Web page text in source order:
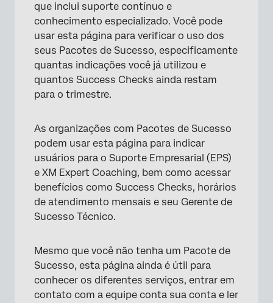
Horário de atendimento mensal
Suporte empresarial
Compare todos os pacotes de sucesso
Perguntas frequentes
Experiência para organizações que não
utilizam pacotes do Success
Perguntas frequentes
que inclui suporte contínuo e
conhecimento especializado. Você pode
usar esta página para verificar o uso dos
seus Pacotes de Sucesso, especificamente
quantas indicações você já utilizou e
quantos Success Checks ainda restam
para o trimestre.
As organizações com Pacotes de Sucesso
podem usar esta página para indicar
usuários para o Suporte Empresarial (EPS)
e XM Expert Coaching, bem como acessar
benefícios como Success Checks, horários
de atendimento mensais e seu Gerente de
Sucesso Técnico.
Mesmo que você não tenha um Pacote de
Sucesso, esta página ainda é útil para
conhecer os diferentes serviços, entrar em
contato com a equipe conta sua conta e ler